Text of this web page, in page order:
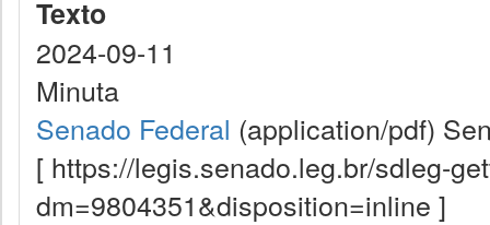
Texto
2024-09-11
Minuta
Senado Federal (application/pdf)
[ https://legis.senado.leg.br/sdleg-
dm=9804351&disposition=inline ]